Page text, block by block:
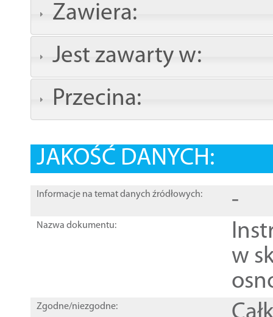
Zawiera:
Jest zawarty w:
Przecina:
JAKOŚĆ DANYCH:
Informacje na temat danych źródłowych: -
Nazwa dokumentu:
w
Zgodne/niezgodne: